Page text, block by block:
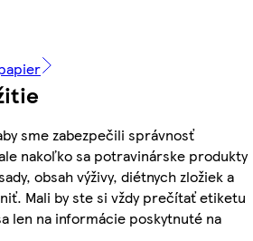
sme zabezpečili správnosť
nakoľko sa potravinárske produkty
obsah výživy, diétnych zložiek a
Mali by ste si vždy prečítať etiketu
len na informácie poskytnuté na